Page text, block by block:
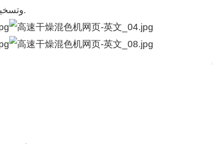
وتسخينها بسرعة عالية، بحيث يتم خلط المواد و يتبخر الماء بسرعة من أنبوب العادم لتحقيق غرض التجفيف. التأثير مثالي.